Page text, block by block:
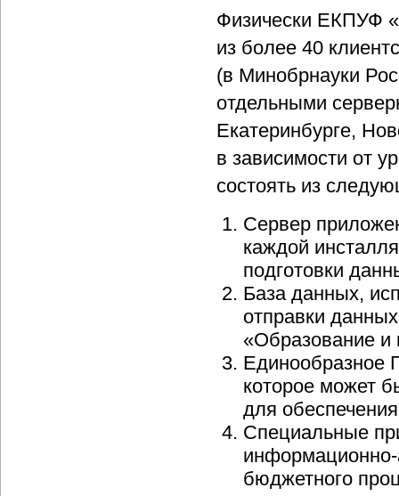
Физически ЕКПУФ
из более 40
(в Минобрнауки
отдельными
Екатеринбурге,
в зависимости от
состоять из
Сервер
каждой
подготовки
База данных,
отправки
«Образование и
Единообразное
которое может
для
Специальные
бюджетного